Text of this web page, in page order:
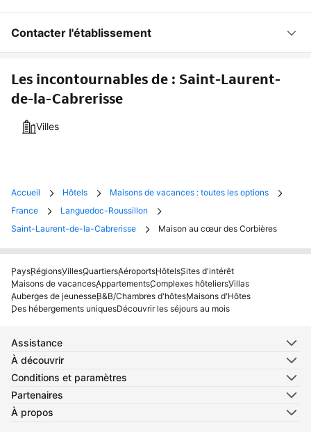
Contacter l'établissement
Les incontournables de : Saint-Laurent-
de-la-Cabrerisse
Villes
Accueil Hôtels
Maisons de vacances : toutes les options
France
Languedoc-Roussillon
Saint-Laurent-de-la-Cabrerisse
Maison au cœur des Corbières
PaysRégionsVillesQuartiersAéroportsHôtelsSites d'intérêt
Maisons de vacancesAppartementsComplexes hôteliersVillas
Auberges de jeunesseB&B/Chambres d'hôtesMaisons d'Hôtes
Des hébergements uniquesDécouvrir les séjours au mois
Assistance
À découvrir
Conditions et paramètres
Partenaires
À propos